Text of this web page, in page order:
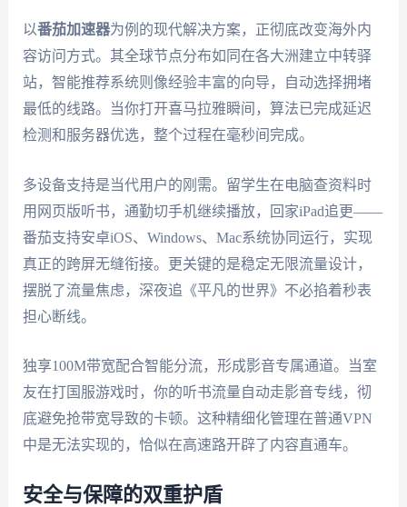
以番茄加速器为例的现代解决方案，正彻底改变海外内
容访问方式。其全球节点分布如同在各大洲建立中转驿
站，智能推荐系统则像经验丰富的向导，自动选择拥堵
最低的线路。当你打开喜马拉雅瞬间，算法已完成延迟
检测和服务器优选，整个过程在毫秒间完成。
多设备支持是当代用户的刚需。留学生在电脑查资料时
用网页版听书，通勤切手机继续播放，回家iPad追更——
番茄支持安卓iOS、Windows、Mac系统协同运行，实现
真正的跨屏无缝衔接。更关键的是稳定无限流量设计，
摆脱了流量焦虑，深夜追《平凡的世界》不必掐着秒表
担心断线。
独享100M带宽配合智能分流，形成影音专属通道。当室
友在打国服游戏时，你的听书流量自动走影音专线，彻
底避免抢带宽导致的卡顿。这种精细化管理在普通VPN
中是无法实现的，恰似在高速路开辟了内容直通车。
安全与保障的双重护盾